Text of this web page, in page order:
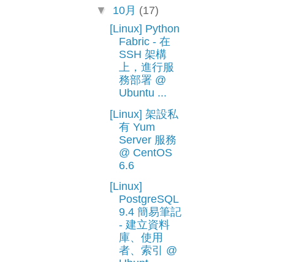
▼ 10月 (17)
[Linux] Python
Fabric - 在
SSH 架構
上，進行服
務部署 @
Ubuntu ...
[Linux] 架設私
有 Yum
Server 服務
@ CentOS
6.6
[Linux]
PostgreSQL
9.4 簡易筆記
- 建立資料
庫、使用
者、索引 @